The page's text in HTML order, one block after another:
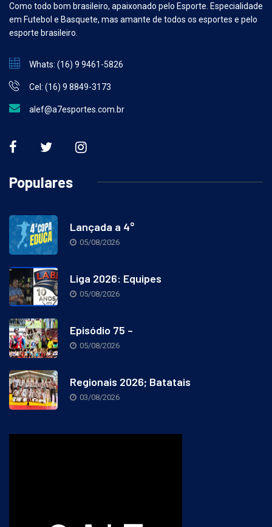
Como todo bom brasileiro, apaixonado pelo Esporte. Especialidade
em Futebol e Basquete, mas amante de todos os esportes e pelo
esporte brasileiro.
Whats: (16) 9 9461-5826
Cel: (16) 9 8849-3173
alef@a7esportes.com.br
Populares
Lançada a 4°
05/08/2026
Liga 2026: Equipes
05/08/2026
Episódio 75 –
05/08/2026
Regionais 2026; Batatais
03/08/2026